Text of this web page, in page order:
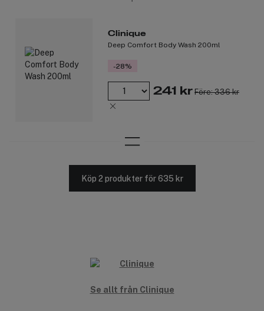
Clinique
Deep Comfort Body Wash 200ml
-28%
241 kr Före: 336 kr
Köp 2 produkter för 635 kr
Se allt från Clinique